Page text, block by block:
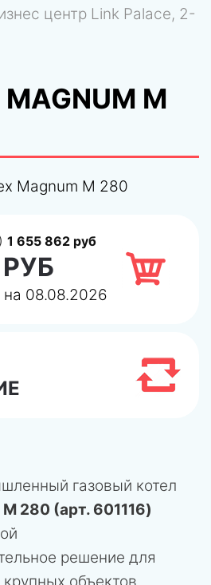
центр Link Palace, 2-
MAGNUM M
1 655 862 руб
РУБ
на 08.08.2026
газовый котел
280 (арт. 601116)
решение для
объектов.